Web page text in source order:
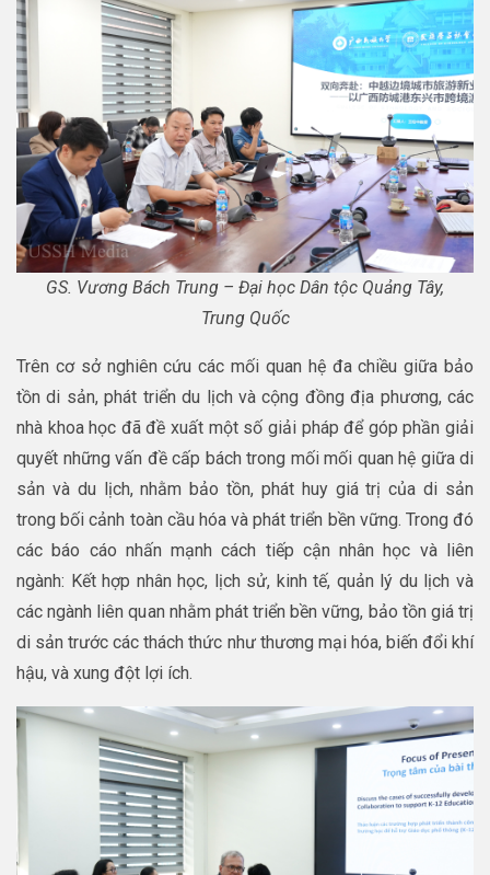
GS. Vương Bách Trung – Đại học Dân tộc Quảng Tây,
Trung Quốc
Trên cơ sở nghiên cứu các mối quan hệ đa chiều giữa bảo
tồn di sản, phát triển du lịch và cộng đồng địa phương, các
nhà khoa học đã đề xuất một số giải pháp để góp phần giải
quyết những vấn đề cấp bách trong mối mối quan hệ giữa di
sản và du lịch, nhằm bảo tồn, phát huy giá trị của di sản
trong bối cảnh toàn cầu hóa và phát triển bền vững. Trong đó
các báo cáo nhấn mạnh cách tiếp cận nhân học và liên
ngành: Kết hợp nhân học, lịch sử, kinh tế, quản lý du lịch và
các ngành liên quan nhằm phát triển bền vững, bảo tồn giá trị
di sản trước các thách thức như thương mại hóa, biến đổi khí
hậu, và xung đột lợi ích.